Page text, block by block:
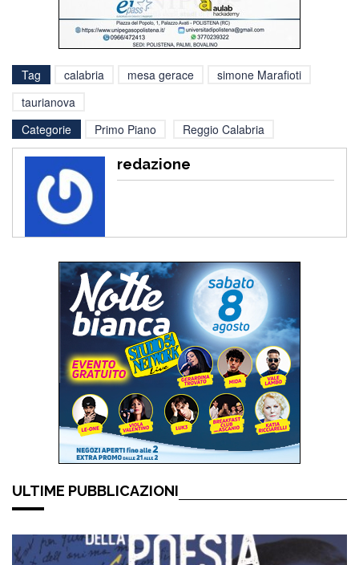
Tag calabria mesa gerace
simone Marafioti
taurianova
Categorie
Primo Piano Reggio Calabria
redazione
ULTIME PUBBLICAZIONI